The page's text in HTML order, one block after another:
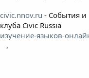
civic.nnov.ru - События и
клуба Civic Russia
изучение-языков-